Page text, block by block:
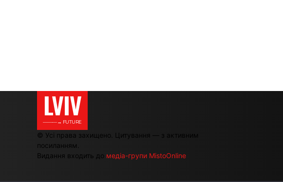
LVIV
———→ FUTURE
© Усі права захищено. Цитування — з активним
посиланням.
Видання входить до медіа-групи MistoOnline